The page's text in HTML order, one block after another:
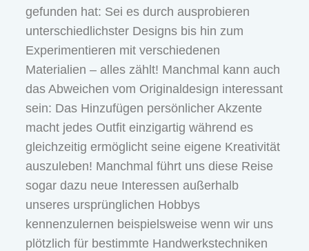
gefunden hat: Sei es durch ausprobieren
unterschiedlichster Designs bis hin zum
Experimentieren mit verschiedenen
Materialien – alles zählt! Manchmal kann auch
das Abweichen vom Originaldesign interessant
sein: Das Hinzufügen persönlicher Akzente
macht jedes Outfit einzigartig während es
gleichzeitig ermöglicht seine eigene Kreativität
auszuleben! Manchmal führt uns diese Reise
sogar dazu neue Interessen außerhalb
unseres ursprünglichen Hobbys
kennenzulernen beispielsweise wenn wir uns
plötzlich für bestimmte Handwerkstechniken